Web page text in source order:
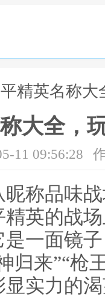
精英名称
大全，
11 09:56:28
称品味
英的战
一面镜
归来”“枪
实力的